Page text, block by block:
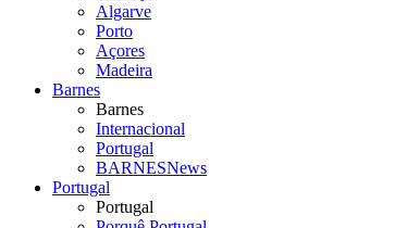
Algarve
Porto
Açores
Madeira
Barnes
Barnes
Internacional
Portugal
BARNESNews
Portugal
Portugal